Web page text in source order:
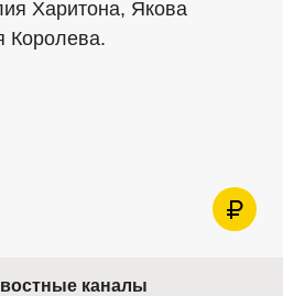
Харитона, Якова
Королева.
каналы